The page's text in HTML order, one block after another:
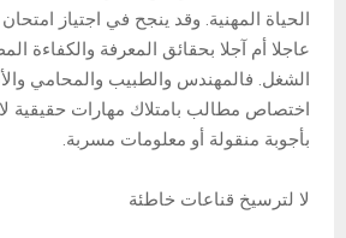
الحياة المهنية. وقد ينجح في اجتياز
عاجلا أم آجلا بحقائق المعرفة والكفاءة
الشغل. فالمهندس والطبيب والمحامي
اختصاص مطالب بامتلاك مهارات حقيقية
بأجوبة منقولة أو معلومات مسربة.
لا لترسيخ قناعات خاطئة